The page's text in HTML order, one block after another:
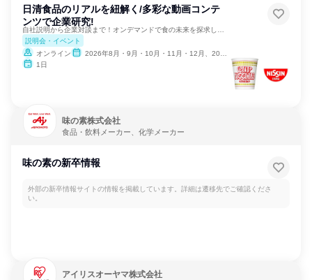
日清食品のリアルを紐解く/多彩な動画コンテ
ンツで企業研究!
説明会・イベント
オンライン
2026年8月・9月・10月・11月・12月、2027年1月・2月
1日
味の素株式会社
食品・飲料メーカー、化学メーカー
味の素の新卒情報
外部の新卒情報サイトの情報を掲載しています。詳細は遷移先でご確認くださ
い。
アイリスオーヤマ株式会社